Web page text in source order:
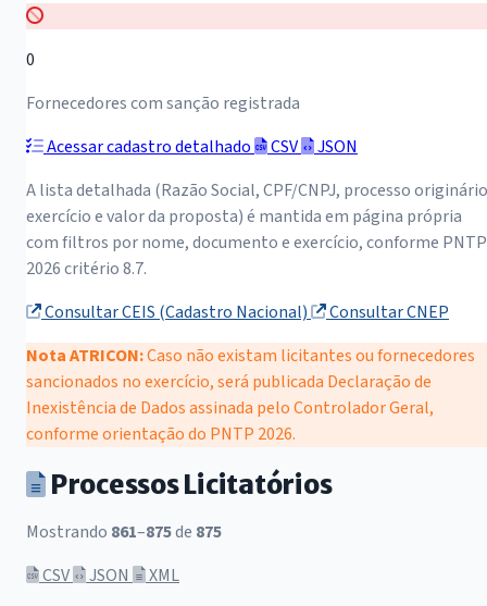
0
Fornecedores com sanção registrada
Acessar cadastro detalhado
CSV
JSON
A lista detalhada (Razão Social, CPF/CNPJ, processo
exercício e valor da proposta) é mantida em página própria
com filtros por nome, documento e exercício, conforme PNTP
2026 critério 8.7.
Consultar CEIS (Cadastro Nacional)
Consultar CNEP
Nota ATRICON:Caso não existam licitantes ou fornecedores
sancionados no exercício, será publicada Declaração de
Inexistência de Dados assinada pelo Controlador Geral,
conforme orientação do PNTP 2026.
Processos Licitatórios
Mostrando 861–875de 875
CSV
JSON XML